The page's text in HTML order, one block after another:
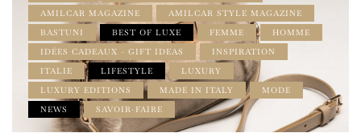
AMILCAR MAGAZINE
AMILCAR STYLE MAGAZINE
BASTUNI
BEST OF LUXE FEMME
HOMME
IDÉES CADEAUX - GIFT IDEAS
INSPIRATION
ITALIE
LIFESTYLE
LUXURY
LUXURY EDITIONS
MADE IN ITALY
MODE
NEWS
SAVOIR-FAIRE